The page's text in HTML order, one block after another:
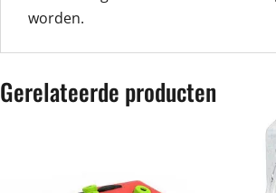
worden.
Gerelateerde producten